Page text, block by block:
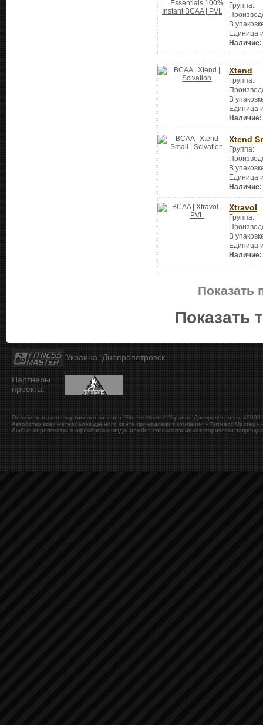
Группа:
В
Единица
Наличие:
Xtend
Группа:
В
Единица
Наличие:
Xtend
Группа:
В
Единица
Наличие:
Xtravol
Группа:
В
Единица
Наличие:
Показать
Показать
Украина, Днепропетровск
Партнеры
проекта:
Онлайн магазин спортивного питания "Fitness Master" Украина Днепропетровск 49000
Авторство всех материалов данного сайта принадлежит компании «Фитнесс Мастер»
Любые перепечатки в офлайновых изданиях без согласования категорически